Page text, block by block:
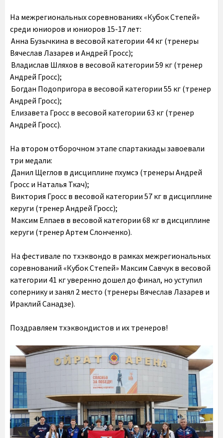
На межрегиональных соревнованиях «Кубок Степей»
среди юниоров и юниоров 15-17 лет:
Анна Бузычкина в весовой категории 44 кг (тренеры
Вячеслав Лазарев и Андрей Гросс);
Владислав Шляхов в весовой категории 59 кг (тренер
Андрей Гросс);
Богдан Подопригора в весовой категории 55 кг (тренер
Андрей Гросс);
Елизавета Гросс в весовой категории 63 кг (тренер
Андрей Гросс).
На втором отборочном этапе спартакиады завоевали
три медали:
Данил Щеглов в дисциплине пхумсэ (тренеры Андрей
Гросс и Наталья Ткач);
Виктория Гросс в весовой категории 57 кг в дисциплине
керуги (тренер Андрей Гросс);
Максим Елпаев в весовой категории 68 кг в дисциплине
керуги (тренер Артем Слонченко).
На фестивале по тхэквондо в рамках межрегиональных
соревнований «Кубок Степей» Максим Савчук в весовой
категории 41 кг уверенно дошел до финал, но уступил
сопернику и занял 2 место (тренеры Вячеслав Лазарев и
Ираклий Санадзе).
Поздравляем тхэквондистов и их тренеров!